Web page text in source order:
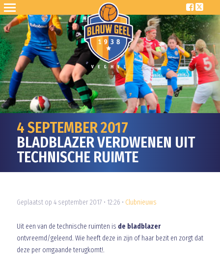
4 SEPTEMBER 2017
BLADBLAZER VERDWENEN UIT
TECHNISCHE RUIMTE
Geplaatst op 4 september 2017 • 12:26 • Clubnieuws
Uit een van de technische ruimten is de bladblazer
ontvreemd/geleend. Wie heeft deze in zijn of haar bezit en zorgt dat
deze per omgaande terugkomt!.